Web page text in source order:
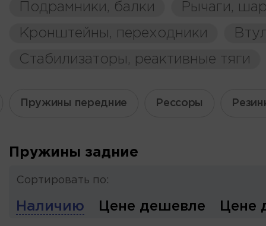
Подрамники, балки
Рычаги,
Кронштейны, переходники
Стабилизаторы, реактивные тяги
Пружины передние Рессоры
Пружины задние
Сортировать по:
Наличию Цене дешевле Цене